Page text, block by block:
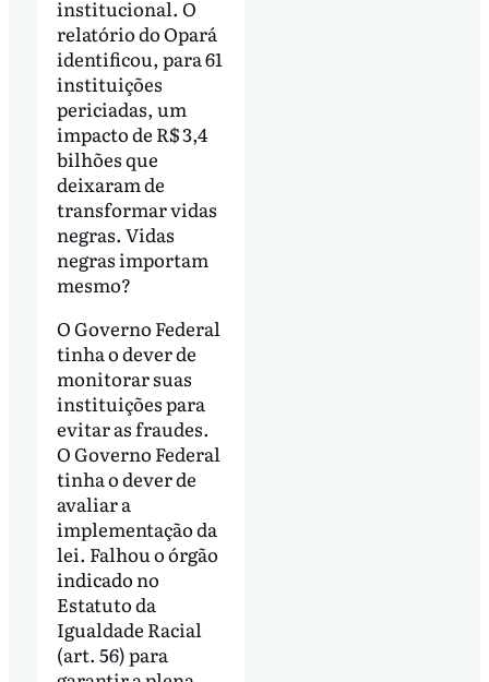
institucional. O
relatório do Opará
identificou, para 61
instituições
periciadas, um
impacto de R$ 3,4
bilhões que
deixaram de
transformar vidas
negras. Vidas
negras importam
mesmo?
O Governo Federal
tinha o dever de
monitorar suas
instituições para
evitar as fraudes.
O Governo Federal
tinha o dever de
avaliar a
implementação da
lei. Falhou o órgão
indicado no
Estatuto da
Igualdade Racial
(art. 56) para